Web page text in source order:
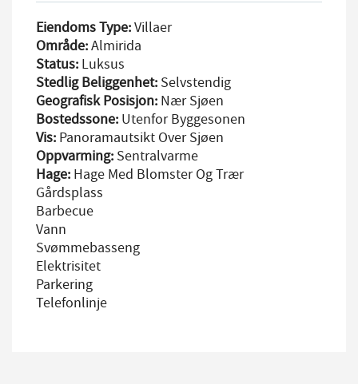
Eiendoms Type:Villaer
Område:Almirida
Status: Luksus
Stedlig Beliggenhet: Selvstendig
Geografisk Posisjon: Nær Sjøen
Bostedssone: Utenfor Byggesonen
Vis: Panoramautsikt Over Sjøen
Oppvarming: Sentralvarme
Hage: Hage Med Blomster Og Trær
Gårdsplass
Barbecue
Vann
Svømmebasseng
Elektrisitet
Parkering
Telefonlinje